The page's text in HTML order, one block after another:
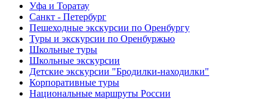
Уфа и Торатау
Санкт - Петербург
Пешеходные экскурсии по Оренбургу
Туры и экскурсии по Оренбуржью
Школьные туры
Школьные экскурсии
Детские экскурсии "Бродилки-находилки"
Корпоративные туры
Национальные маршруты России